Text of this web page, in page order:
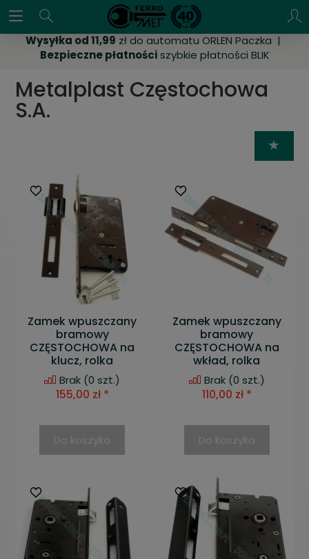
Wysyłka od 11,99 zł do automatu ORLEN Paczka |
Bezpieczne płatnościszybkie płatności BLIK
Metalplast Częstochowa
S.A.
Zamek wpuszczany
bramowy
CZĘSTOCHOWA na
klucz, rolka
Brak (0 szt.)
155,00 zł *
Do koszyka
Zamek wpuszczany
bramowy
CZĘSTOCHOWA na
wkład, rolka
Brak(0 szt.)
110,00 zł *
Do koszyka